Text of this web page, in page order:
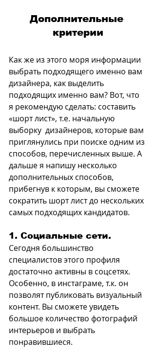
Дополнительные
критерии
Как же из этого моря информации
выбрать подходящего именно вам
дизайнера, как выделить
подходящих именно вам? Вот, что
я рекомендую сделать: составить
«шорт лист», т.е. начальную
выборку  дизайнеров, которые вам
приглянулись при поиске одним из
способов, перечисленных выше. А
дальше я напишу несколько
дополнительных способов,
прибегнув к которым, вы сможете
сократить шорт лист до нескольких
самых подходящих кандидатов.
1. Социальные сети.
Сегодня большинство
специалистов этого профиля
достаточно активны в соцсетях.
Особенно, в инстаграме, т.к. он
позволят публиковать визуальный
контент. Вы сможете увидеть
большое количество фотографий
интерьеров и выбрать
понравившиеся.